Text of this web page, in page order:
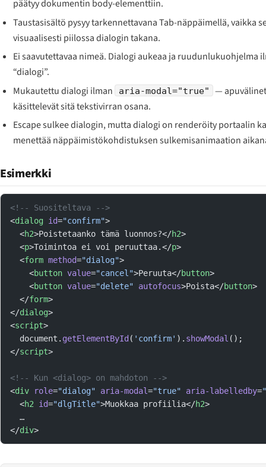
päätyy dokumentin body-elementtiin.
Taustasisältö pysyy tarkennettavana Tab-näppäimellä, vaikka
visuaalisesti piilossa dialogin takana.
Ei saavutettavaa nimeä. Dialogi aukeaa ja ruudunlukuohjelma
“dialogi”.
Mukautettu dialogi ilman
aria-modal="true"
—
käsittelevät sitä tekstivirran osana.
Escape sulkee dialogin, mutta dialogi on renderöity portaalin
menettää näppäimistökohdistuksen sulkemisanimaation
Esimerkki
<!-- Suositeltava -->
<dialog id="confirm">
  <
h2>Poistetaanko tämä luonnos?</h2>
  <
p>Toimintoa ei voi peruuttaa.</p>
  <
form method="dialog">
    <
button value="cancel">Peruuta</button>
    <
button value="delete" autofocus>Poista</button>
  </
form>
</dialog>
<script>
  document.
getElementById ( 'confirm' ). showModal ();
</script>
<!-- Kun <dialog> on mahdoton -->
<div role="dialog" aria-modal="true" aria-labelledby=
  <
h2 id="dlgTitle">Muokkaa profiilia</h2>
  …
</div>